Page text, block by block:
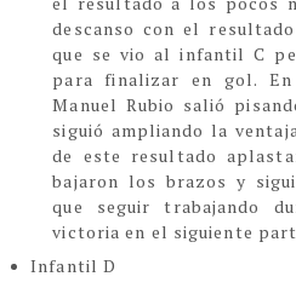
descanso con el
que se vio al infantil C
para finalizar en gol.
Manuel Rubio salió
siguió ampliando la
de este resultado
bajaron los brazos y
que seguir trabajando
victoria en el siguiente
Infantil D